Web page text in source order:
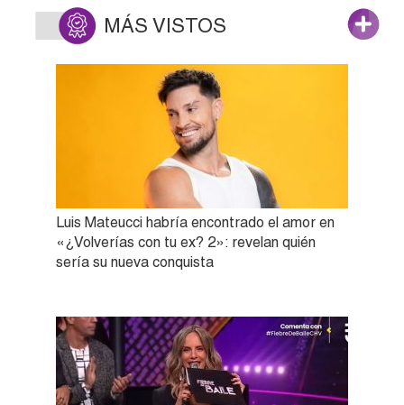
MÁS VISTOS
Luis Mateucci habría encontrado el amor en
«¿Volverías con tu ex? 2»: revelan quién
sería su nueva conquista